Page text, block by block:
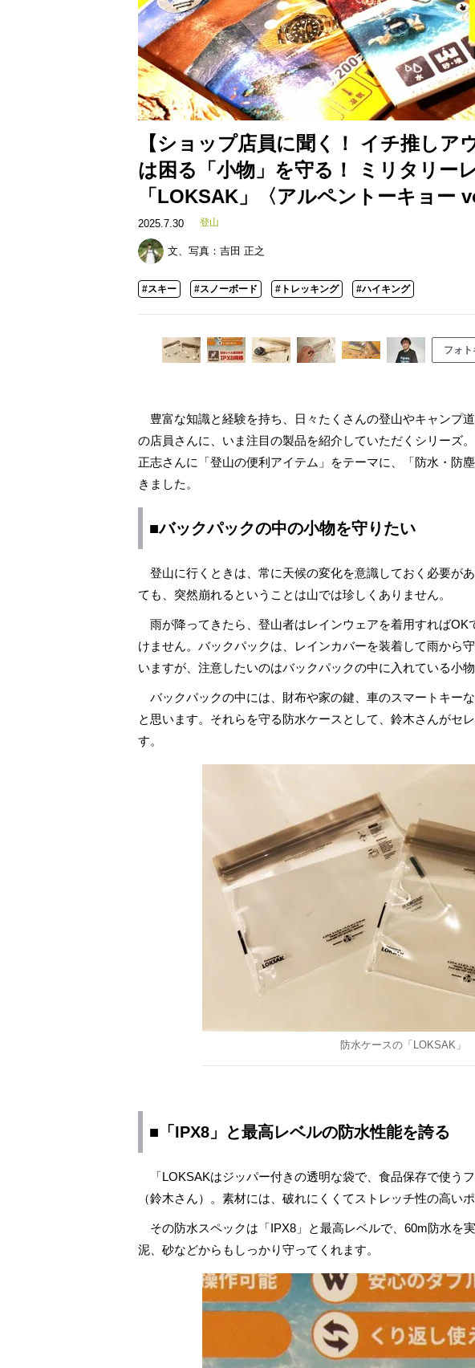
【ショップ店員に聞く！ イチ推しア
は困る「小物」を守る！ ミリタリー
「LOKSAK」〈アルペントーキョー
2025.7.30 登山
文、写真： 吉田 正之
#スキー #スノーボード #トレッキング #ハイキング
フォ
豊富な知識と経験を持ち、日々たくさんの登山やキャンプ
の店員さんに、いま注目の製品を紹介していただくシリーズ
正志さんに「登山の便利アイテム」をテーマに、「防水・防
きました。
■バックパックの中の小物を守りたい
登山に行くときは、常に天候の変化を意識しておく必要が
ても、突然崩れるということは山では珍しくありません。
雨が降ってきたら、登山者はレインウェアを着用すればOK
けません。バックパックは、レインカバーを装着して雨から
いますが、注意したいのはバックパックの中に入れている小物
バックパックの中には、財布や家の鍵、車のスマートキー
と思います。それらを守る防水ケースとして、鈴木さんがセ
す。
防水ケースの「LOKSAK」
■「IPX8」と最高レベルの防水性能を誇る
「LOKSAKはジッパー付きの透明な袋で、食品保存で使う
（鈴木さん）。素材には、破れにくくてストレッチ性の高い
その防水スペックは「IPX8」と最高レベルで、60m防水を
泥、砂などからもしっかり守ってくれます。